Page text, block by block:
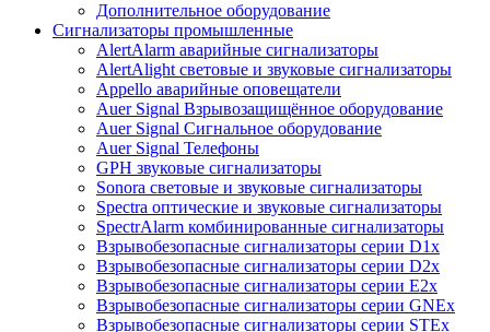
Дополнительное оборудование
Сигнализаторы промышленные
AlertAlarm аварийные сигнализаторы
AlertAlight световые и звуковые сигнализаторы
Appello аварийные оповещатели
Auer Signal Взрывозащищённое оборудование
Auer Signal Сигнальное оборудование
Auer Signal Телефоны
GPH звуковые сигнализаторы
Sonora световые и звуковые сигнализаторы
Spectra оптические и звуковые сигнализаторы
SpectrAlarm комбинированные сигнализаторы
Взрывобезопасные сигнализаторы серии D1x
Взрывобезопасные сигнализаторы серии D2x
Взрывобезопасные сигнализаторы серии E2x
Взрывобезопасные сигнализаторы серии GNEx
Взрывобезопасные сигнализаторы серии STEx